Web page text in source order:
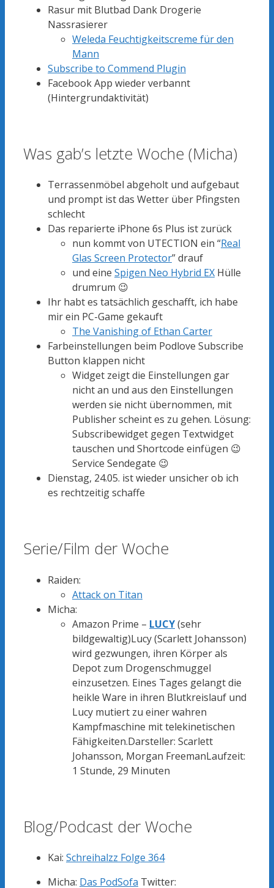
Rasur mit Blutbad Dank Drogerie
Nassrasierer
Weleda Feuchtigkeitscreme für den
Mann
Subscribe to Commend Plugin
Facebook App wieder verbannt
(Hintergrundaktivität)
Was gab’s letzte Woche (Micha)
Terrassenmöbel abgeholt und aufgebaut
und prompt ist das Wetter über Pfingsten
schlecht
Das reparierte iPhone 6s Plus ist zurück
nun kommt von UTECTION ein “Real
Glas Screen Protector” drauf
und eine Spigen Neo Hybrid EX Hülle
drumrum 😉
Ihr habt es tatsächlich geschafft, ich habe
mir ein PC-Game gekauft
The Vanishing of Ethan Carter
Farbeinstellungen beim Podlove Subscribe
Button klappen nicht
Widget zeigt die Einstellungen gar
nicht an und aus den Einstellungen
werden sie nicht übernommen, mit
Publisher scheint es zu gehen. Lösung:
Subscribewidget gegen Textwidget
tauschen und Shortcode einfügen 😉
Service Sendegate 😉
Dienstag, 24.05. ist wieder unsicher ob ich
es rechtzeitig schaffe
Serie/Film der Woche
Raiden:
Attack on Titan
Micha:
Amazon Prime – LUCY(sehr
bildgewaltig)Lucy (Scarlett Johansson)
wird gezwungen, ihren Körper als
Depot zum Drogenschmuggel
einzusetzen. Eines Tages gelangt die
heikle Ware in ihren Blutkreislauf und
Lucy mutiert zu einer wahren
Kampfmaschine mit telekinetischen
Fähigkeiten.Darsteller: Scarlett
Johansson, Morgan FreemanLaufzeit:
1 Stunde, 29 Minuten
Blog/Podcast der Woche
Kai: Schreihalzz Folge 364
Micha: Das PodSofa Twitter: